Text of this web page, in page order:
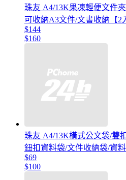
珠友 A4/13K果凍輕便文件
可收納A3文件/文書收納【2
$144
$160
珠友 A4/13K橫式公文袋/雙
鈕扣資料袋/文件收納袋/資
$69
$100